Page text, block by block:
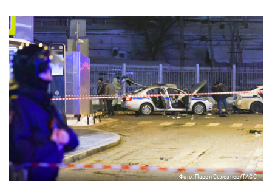
Фото: Павел Селезнев/ТАСС